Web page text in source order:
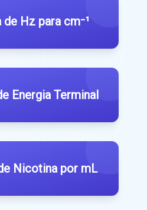
Hz para cm⁻¹
Energia Terminal
Nicotina por mL